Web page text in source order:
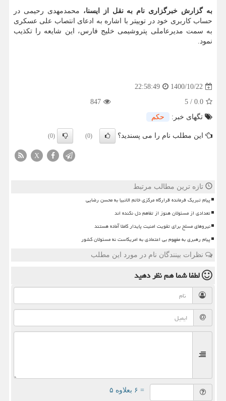
به گزارش خبرگزاری نام به نقل از ایسنا، محمدمهدی رحیمی در
حساب کاربری خود در توییتر با اشاره به ادعای انتصاب علی عسکری
به سمت مدیرعاملی پتروشیمی خلیج فارس، این شایعه را تکذیب
نمود.
1400/10/22
22:58:49
0.0
/
5
847
تگهای خبر:
حكم
این مطلب نام را می پسندید؟ (0)
(0)
X
تازه ترین مطالب مرتبط
پیام تبریک فرمانده قرارگاه مرکزی خاتم الانبیا به محسن رضایی
تعدادی از مسئولان هنوز از تفاهم دل نکنده اند
نیروهای مسلح برای تقویت امنیت پایدار کاملا آماده هستند
پیام رهبری به مفهوم بی اعتمادی به امریکاست نه مسئولان کشور
نظرات بینندگان نام در مورد این مطلب
لطفا شما همنظر دهید
= ۶ بعلاوه ۵